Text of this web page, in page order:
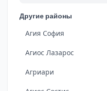
Другие районы
Агия София
Агиос Лазарос
Агриари